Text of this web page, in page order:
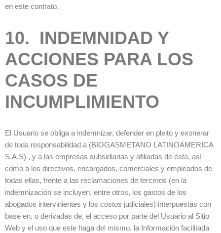
en este contrato.
10. INDEMNIDAD Y
ACCIONES PARA LOS
CASOS DE
INCUMPLIMIENTO
El Usuario se obliga a indemnizar, defender en pleito y exonerar
de toda responsabilidad a (BIOGASMETANO LATINOAMERICA
S.A.S) , y a las empresas subsidiarias y afiliadas de ésta, así
como a los directivos, encargados, comerciales y empleados de
todas ellas, frente a las reclamaciones de terceros (en la
indemnización se incluyen, entre otros, los gastos de los
abogados intervinientes y los costos judiciales) interpuestas con
base en, o derivadas de, el acceso por parte del Usuario al Sitio
Web y el uso que este haga del mismo, la Información facilitada